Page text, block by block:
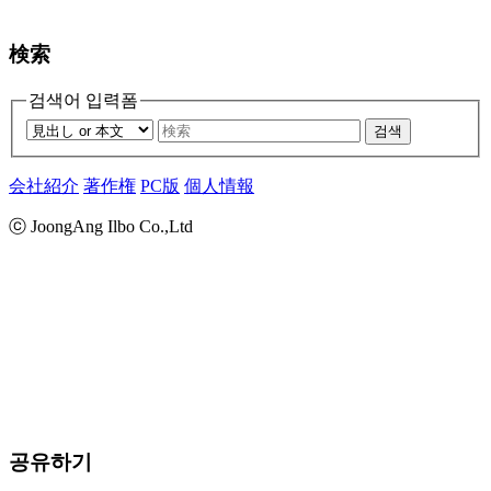
検索
검색어 입력폼
검색
会社紹介 著作権 PC版 個人情報
ⓒ JoongAng Ilbo Co.,Ltd
공유하기